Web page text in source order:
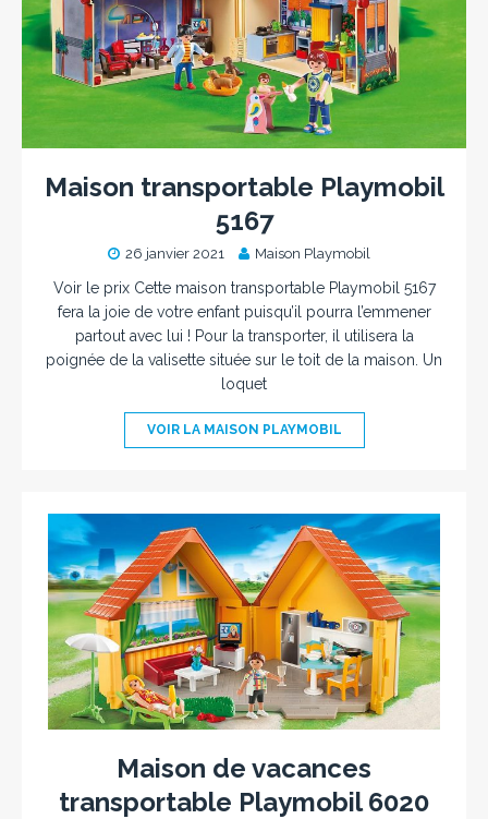
Maison transportable Playmobil
5167
26 janvier 2021 Maison Playmobil
Voir le prix Cette maison transportable Playmobil 5167
fera la joie de votre enfant puisqu’il pourra l’emmener
partout avec lui ! Pour la transporter, il utilisera la
poignée de la valisette située sur le toit de la maison. Un
loquet
VOIR LA MAISON PLAYMOBIL
Maison de vacances
transportable Playmobil 6020